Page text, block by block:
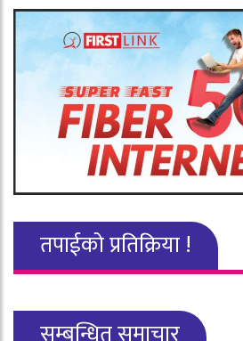
तपाईको प्रतिक्रिया !